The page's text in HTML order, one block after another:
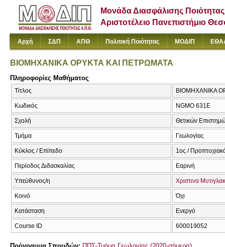
Μονάδα Διασφάλισης Ποιότητας
Αριστοτέλειο Πανεπιστήμιο
Αρχή ΣΔΠ ΑΠΘ Πολιτική Ποιότητας ΜΟΔΙΠ
ΒΙΟΜΗΧΑΝΙΚΑ ΟΡΥΚΤΑ ΚΑΙ ΠΕΤΡΩΜΑΤΑ
Πληροφορίες Μαθήματος
Τίτλος ΒΙΟΜΗΧΑΝΙΚΑ
Κωδικός NGMO 631E
Σχολή Θετικών
Τμήμα Γεωλογίας
Κύκλος / Επίπεδο 1ος /
Περίοδος Διδασκαλίας Εαρινή
Υπεύθυνος/η Χριστινα
Κοινό Όχι
Κατάσταση Ενεργό
Course ID 600019052